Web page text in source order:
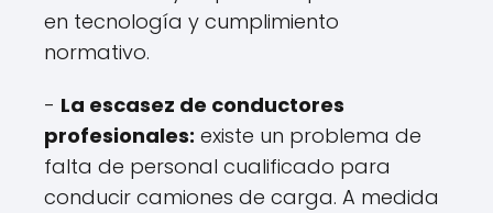
en tecnología y cumplimiento
normativo.
- La escasez de conductores
profesionales: existe un problema de
falta de personal cualificado para
conducir camiones de carga. A medida